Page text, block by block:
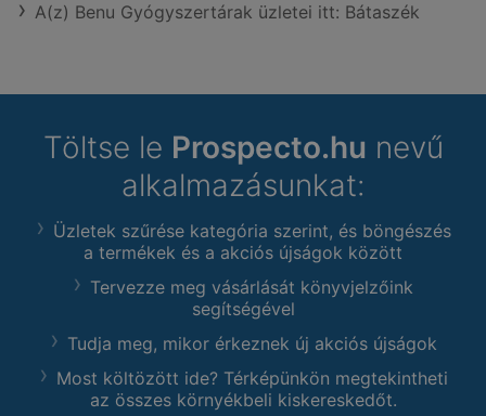
A(z) Benu Gyógyszertárak üzletei itt: Bátaszék
Töltse le Prospecto.hu nevű
alkalmazásunkat:
Üzletek szűrése kategória szerint, és böngészés
a termékek és a akciós újságok között
Tervezze meg vásárlását könyvjelzőink
segítségével
Tudja meg, mikor érkeznek új akciós újságok
Most költözött ide? Térképünkön megtekintheti
az összes környékbeli kiskereskedőt.